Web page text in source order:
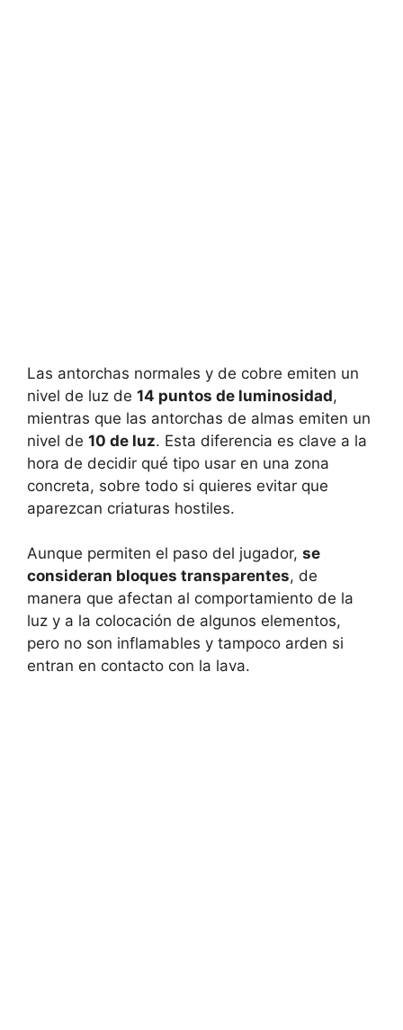
Las antorchas normales y de cobre emiten un
nivel de luz de 14 puntos de luminosidad,
mientras que las antorchas de almas emiten un
nivel de 10 de luz. Esta diferencia es clave a la
hora de decidir qué tipo usar en una zona
concreta, sobre todo si quieres evitar que
aparezcan criaturas hostiles.
Aunque permiten el paso del jugador, se
consideran bloques transparentes, de
manera que afectan al comportamiento de la
luz y a la colocación de algunos elementos,
pero no son inflamables y tampoco arden si
entran en contacto con la lava.